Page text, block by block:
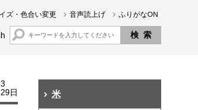
ズ・色合い変更 音声読上げ ふりがなON
日
米